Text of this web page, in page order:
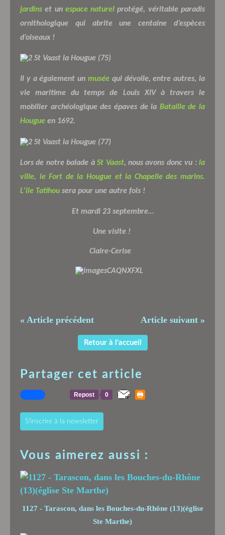
jardins et un espace naturel protégé, véritable paradis
ornithologique qui abrite une centaine d’espèces
d’oiseaux !
Il y a également un musée qui dévoile, entre autres, la
vie maritime du temps de Louis XIV à travers le
mobilier archéologique des épaves de la Bataille de la
Hougue en 1692.
Lors de notre balade à St Vaast, nous avons donc vu : la
ville, le Fort de la Hougue et la Chapelle des marins.
L’île Tatihou sera pour une autre fois !
Et mardi 23 septembre…
Une visite !
Claire-Cerise
« Article précédent Article suivant »
Retour à l'accueil
Partager cet article
Repost 0
S'inscrire à la newsletter
Vous aimerez aussi :
1127 - Tarascon, dans les Bouches-du-Rhône (13)(église
Ste Marthe)